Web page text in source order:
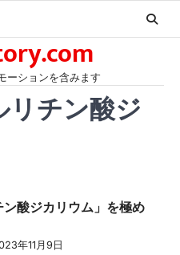
ーションを含みます
リチン酸ジ
酸ジカリウム」を極め
年11月9日